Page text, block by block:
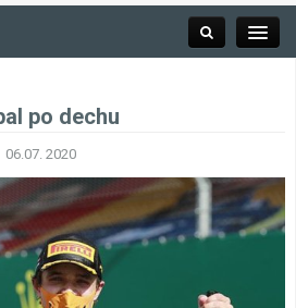
Závodní série
po dechu
06.07. 2020